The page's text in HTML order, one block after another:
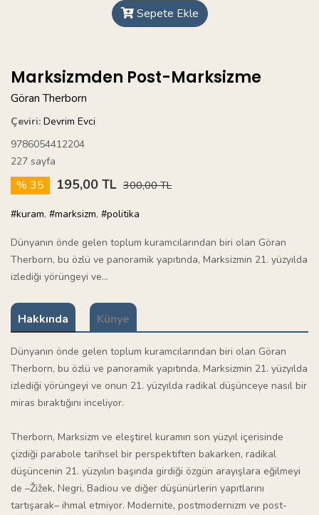
Sepete Ekle
Marksizmden Post-Marksizme
Göran Therborn
Çeviri: Devrim Evci
9786054412204
227 sayfa
% 35 195,00 TL 300,00 TL
#kuram, #marksizm, #politika
Dünyanın önde gelen toplum kuramcılarından biri olan Göran
Therborn, bu özlü ve panoramik yapıtında, Marksizmin 21. yüzyılda
izlediği yörüngeyi ve...
Hakkında Künye
Dünyanın önde gelen toplum kuramcılarından biri olan Göran
Therborn, bu özlü ve panoramik yapıtında, Marksizmin 21. yüzyılda
izlediği yörüngeyi ve onun 21. yüzyılda radikal düşünceye nasıl bir
miras bıraktığını inceliyor.
Therborn, Marksizm ve eleştirel kuramın son yüzyıl içerisinde
çizdiği parabole tarihsel bir perspektiften bakarken, radikal
düşüncenin 21. yüzyılın başında girdiği özgün arayışlara eğilmeyi
de –Žižek, Negri, Badiou ve diğer düşünürlerin yapıtlarını
tartışarak– ihmal etmiyor. Modernite, postmodernizm ve post-